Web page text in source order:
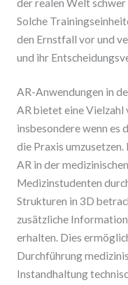
der realen Welt
Solche
den Ernstfall vor und
und ihr
AR-Anwendungen in
AR bietet eine
insbesondere wenn es
die Praxis
AR in der
Medizinstudenten
Strukturen in 3D
zusätzliche
erhalten. Dies
Durchführung
Instandhaltung